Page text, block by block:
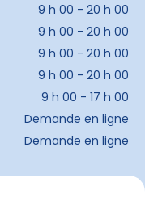
9 h 00 - 20 h 00
9 h 00 - 20 h 00
9 h 00 - 20 h 00
9 h 00 - 20 h 00
9 h 00 - 17 h 00
Demande en ligne
Demande en ligne